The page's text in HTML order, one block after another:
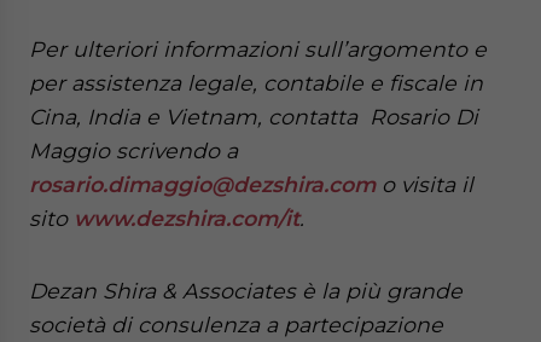
Per ulteriori informazioni sull’argomento e
per assistenza legale, contabile e fiscale in
Cina, India e Vietnam, contatta Rosario Di
Maggio scrivendo a
rosario.dimaggio@dezshira.como visita il
sito www.dezshira.com/it.
Dezan Shira & Associates è la più grande
società di consulenza a partecipazione